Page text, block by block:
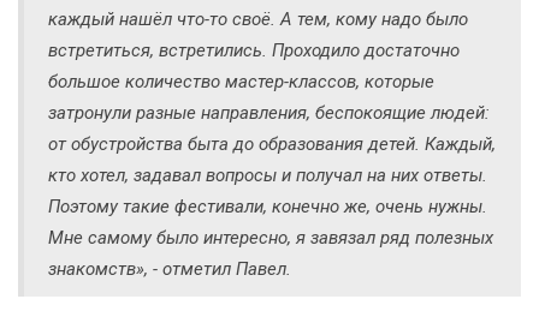
каждый нашёл что-то своё. А тем, кому надо было
встретиться, встретились. Проходило достаточно
большое количество мастер-классов, которые
затронули разные направления, беспокоящие людей:
от обустройства быта до образования детей. Каждый,
кто хотел, задавал вопросы и получал на них ответы.
Поэтому такие фестивали, конечно же, очень нужны.
Мне самому было интересно, я завязал ряд полезных
знакомств», - отметил Павел.